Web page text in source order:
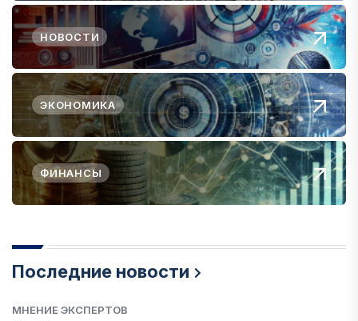
НОВОСТИ
ЭКОНОМИКА
ФИНАНСЫ
Последние новости
МНЕНИЕ ЭКСПЕРТОВ